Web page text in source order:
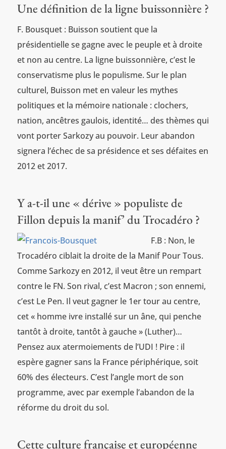
Une définition de la ligne buissonnière ?
F. Bousquet : Buisson soutient que la
présidentielle se gagne avec le peuple et à droite
et non au centre. La ligne buissonnière, c’est le
conservatisme plus le populisme. Sur le plan
culturel, Buisson met en valeur les mythes
politiques et la mémoire nationale : clochers,
nation, ancêtres gaulois, identité… des thèmes qui
vont porter Sarkozy au pouvoir. Leur abandon
signera l’échec de sa présidence et ses défaites en
2012 et 2017.
Y a-t-il une « dérive » populiste de
Fillon depuis la manif’ du Trocadéro ?
F.B : Non, le
Trocadéro ciblait la droite de la Manif Pour Tous.
Comme Sarkozy en 2012, il veut être un rempart
contre le FN. Son rival, c’est Macron ; son ennemi,
c’est Le Pen. Il veut gagner le 1er tour au centre,
cet « homme ivre installé sur un âne, qui penche
tantôt à droite, tantôt à gauche » (Luther)…
Pensez aux atermoiements de l’UDI ! Pire : il
espère gagner sans la France périphérique, soit
60% des électeurs. C’est l’angle mort de son
programme, avec par exemple l’abandon de la
réforme du droit du sol.
Cette culture française et européenne